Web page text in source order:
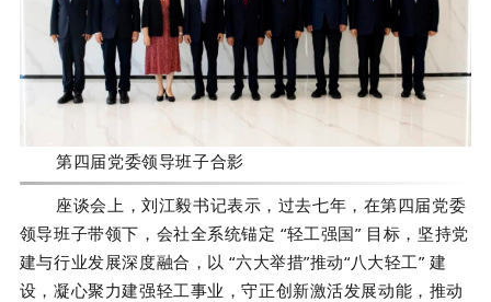
第四届党委领导班子合影
座谈会上，刘江毅书记表示，过去七年，在第四届党委
领导班子带领下，会社全系统锚定 “轻工强国” 目标，坚持党
建与行业发展深度融合，以 “六大举措”推动“八大轻工” 建
设，凝心聚力建强轻工事业，守正创新激活发展动能，推动